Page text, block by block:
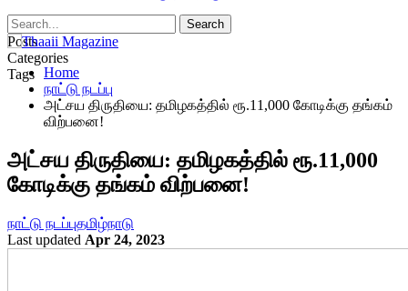
Posts
Categories
Tags Home
நாட்டு நடப்பு
அட்சய திருதியை: தமிழகத்தில் ரூ.11,000 கோடிக்கு தங்கம்
விற்பனை!
அட்சய திருதியை: தமிழகத்தில் ரூ.11,000
கோடிக்கு தங்கம் விற்பனை!
நாட்டு நடப்புதமிழ்நாடு
Last updated Apr 24, 2023